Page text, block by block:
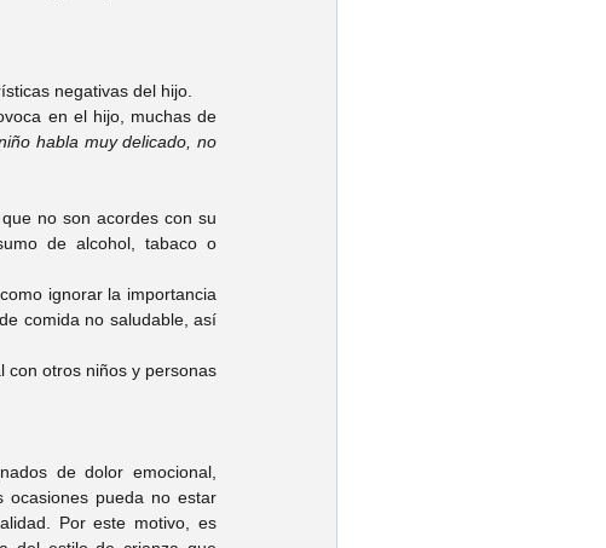
negativas del hijo.
en el hijo, muchas de
habla muy delicado, no
no son acordes con su
de alcohol, tabaco o
ignorar la importancia
comida no saludable, así
con otros niños y personas
de dolor emocional,
pueda no estar
Por este motivo, es